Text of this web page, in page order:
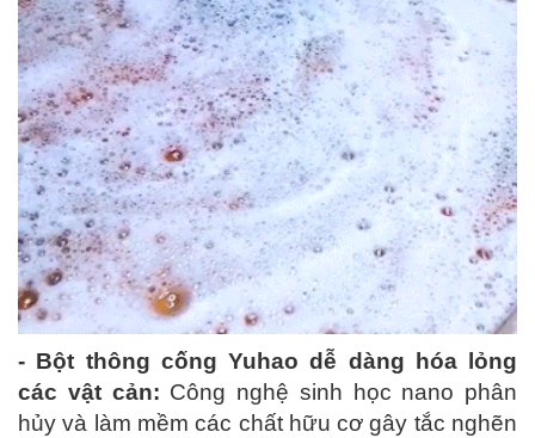
- Bột thông cống Yuhao dễ dàng hóa lỏng
các vật cản: Công nghệ sinh học nano phân
hủy và làm mềm các chất hữu cơ gây tắc nghẽn